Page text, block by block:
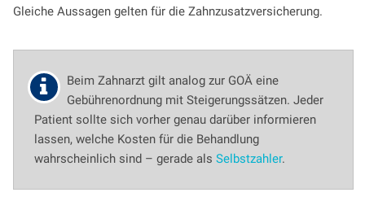
Gleiche Aussagen gelten für die Zahnzusatzversicherung.
Beim Zahnarzt gilt analog zur GOÄ eine
Gebührenordnung mit Steigerungssätzen. Jeder
Patient sollte sich vorher genau darüber informieren
lassen, welche Kosten für die Behandlung
wahrscheinlich sind – gerade als Selbstzahler.